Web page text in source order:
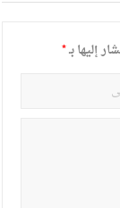
إليها بـ*